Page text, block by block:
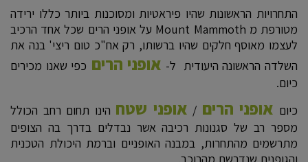
התחרויות הראשונות שהיו פיראטיות ומסוכנות ביותר כללו ירידה
מטורפת מ Mount Mammoth על אופני הרים שכל אחד הרכיב
לעצמו מאוסף חלקים שהיו ברשותו, רק אח"כ טום ריצי' בנה את
השלדה הראשונה היעודית ל- אופני הרים כפי שאנו מכירים
כיום.
כיום אופני הרים / אופני שטח הינו תחום רחב הכולל
מספר רב של סגנונות רכיבה אשר נבדלים בדרך בה הצופים
מתרשמים מהתחרות, במבנה האופניים וברמת היכולת הטכנית